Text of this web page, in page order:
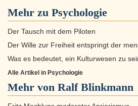
Mehr zu Psychologie
Der Tausch mit dem Piloten
Der Wille zur Freiheit entspringt der
Was es bedeutet, ein Kulturwesen zu
Alle Artikel in Psychologie
Mehr von Ralf Blinkmann